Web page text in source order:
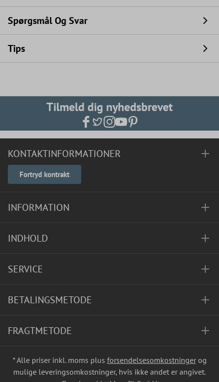
Spørgsmål Og Svar
Tips
Tilmeld dig nyhedsbrevet
KONTAKTINFORMATIONER
Fortryd kontrakt
INFORMATION
INDHOLD
SERVICE
BETALINGSMETODE
FRAGTMETODE
* Alle priser inkl. moms plus forsendelsesomkostningerog
mulige leveringsomkostninger, hvis ikke andet er angivet.